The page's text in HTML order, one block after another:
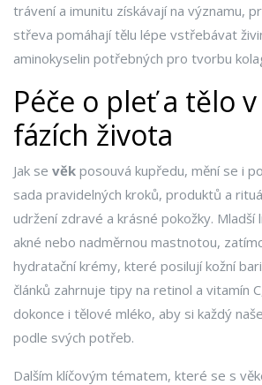
trávení a imunitu získávají na významu,
střeva pomáhají tělu lépe vstřebávat
aminokyselin potřebných pro tvorbu
Péče o pleť a tělo
fázích života
Jak se věk posouvá kupředu, mění se i
sada pravidelných kroků, produktů a
udržení zdravé a krásné pokožky. Mladší
akné nebo nadměrnou mastnotou,
hydratační krémy, které posilují kožní
článků zahrnuje tipy na retinol a vitamín
dokonce i tělové mléko, aby si každý
podle svých potřeb.
Dalším klíčovým tématem, které se s